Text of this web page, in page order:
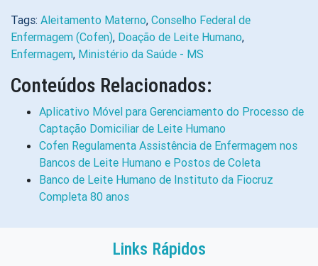
Tags: Aleitamento Materno, Conselho Federal de
Enfermagem (Cofen), Doação de Leite Humano,
Enfermagem, Ministério da Saúde - MS
Conteúdos Relacionados:
Aplicativo Móvel para Gerenciamento do Processo de
Captação Domiciliar de Leite Humano
Cofen Regulamenta Assistência de Enfermagem nos
Bancos de Leite Humano e Postos de Coleta
Banco de Leite Humano de Instituto da Fiocruz
Completa 80 anos
Links Rápidos